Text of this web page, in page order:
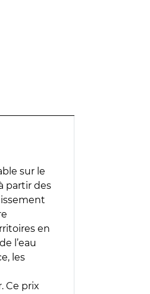
sur le
partir des
en
l’eau
les
Ce prix